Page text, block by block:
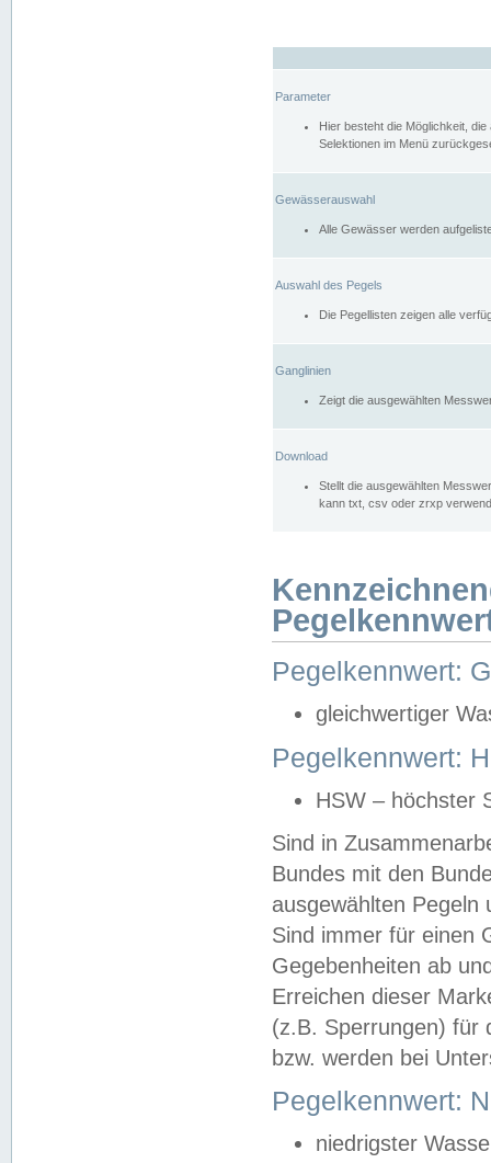
Parameter
Hier besteht die Möglichkeit,
Selektionen im Menü
Gewässerauswahl
Alle Gewässer werden
Auswahl des Pegels
Die Pegellisten zeigen alle
Ganglinien
Zeigt die ausgewählten
Download
Stellt die ausgewählten
kann txt, csv oder zrxp
Pegelkennwert:
gleichwertiger
Pegelkennwert:
HSW – höchster
Sind in
Bundes mit den
ausgewählten
Sind immer für einen
Gegebenheiten ab
Erreichen dieser
(z.B. Sperrungen) für
bzw. werden bei
Pegelkennwert:
niedrigster